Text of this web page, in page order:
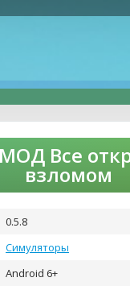
Все
взломом
0.5.8
Симуляторы
Android 6+